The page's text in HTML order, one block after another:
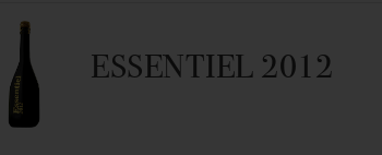
ESSENTIEL 2012